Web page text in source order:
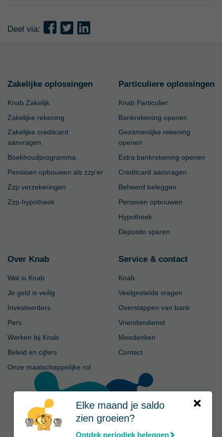
Deel via:
Elke maand je saldo
zien groeien?
Ontdek periodiek beleggen
Zakelijke oplossingen
Knab Zakelijk
Zakelijke rekening
Zakelijke creditcard
aanvragen
Boekhoudprogramma
Pensioen opbouwen als zzp'er
Zzp verzekeringen
Zzp-hypotheek
Particuliere oplossingen
Knab Particulier
Bankrekening openen
Gezamenlijke rekening
openen
Extra bankrekening openen
Creditcard aanvragen
Beheerd beleggen
Pensioen opbouwen
Hypotheek
Deposito sparen
Over Knab
Wat is Knab
Je geld is veilig
Investeerders
Pers
Werken bij Knab
Beleid en cijfers
Onze maatschappelijke rol
Service & contact
Knab
Veelgestelde vragen
Overstappen van bank
Vriendendienst
Meedenken
Contact